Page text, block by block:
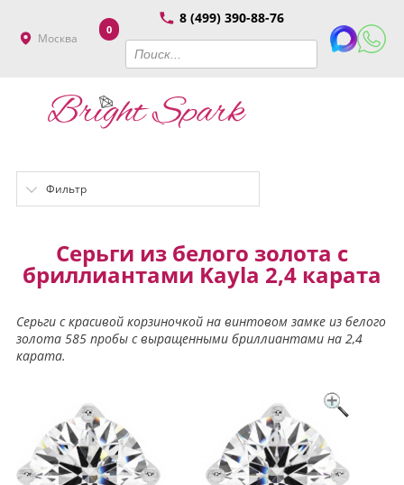
Москва
8 (499) 390-88-76
0
Фильтр
Серьги из белого золота с
бриллиантами Kayla 2,4 карата
Серьги с красивой корзиночкой на винтовом замке из белого
золота 585 пробы с выращенными бриллиантами на 2,4
карата.